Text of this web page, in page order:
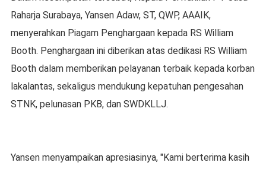
Raharja Surabaya, Yansen Adaw, ST, QWP, AAAIK,
menyerahkan Piagam Penghargaan kepada RS William
Booth. Penghargaan ini diberikan atas dedikasi RS William
Booth dalam memberikan pelayanan terbaik kepada korban
lakalantas, sekaligus mendukung kepatuhan pengesahan
STNK, pelunasan PKB, dan SWDKLLJ.
Yansen menyampaikan apresiasinya, "Kami berterima kasih